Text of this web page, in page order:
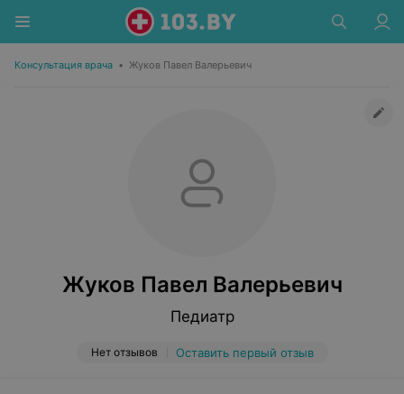
Консультация врача • Жуков Павел Валерьевич
Жуков Павел Валерьевич
Педиатр
Нет отзывов Оставить первый отзыв